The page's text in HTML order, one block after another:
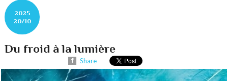
2025
20/10
Du froid à la lumière
Share